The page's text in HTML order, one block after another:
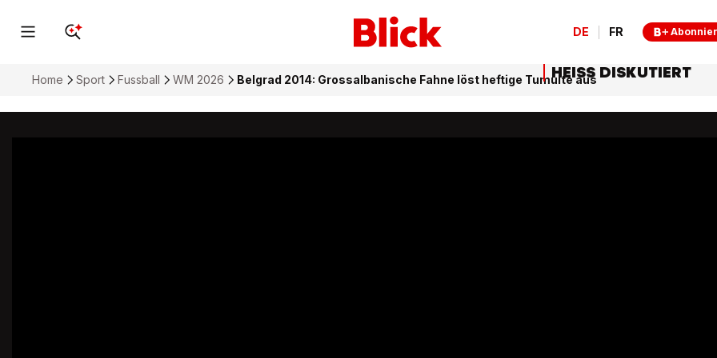
DE FR
Home Sport Fussball WM 2026 Belgrad 2014: Grossalbanische Fahne löst heftige Tumulte ausHEISS DISKUTIERT